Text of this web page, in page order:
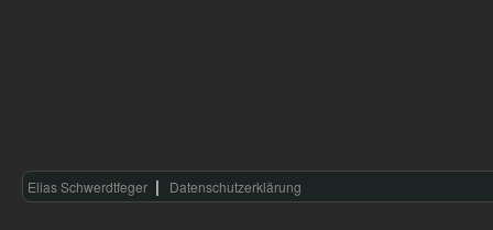
Elias Schwerdtfeger Datenschutzerklärung